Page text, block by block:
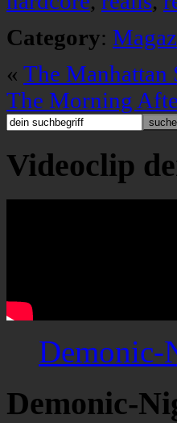
Category:
« The Manhattan
The Morning
Videoclip
Demonic-
Demonic-